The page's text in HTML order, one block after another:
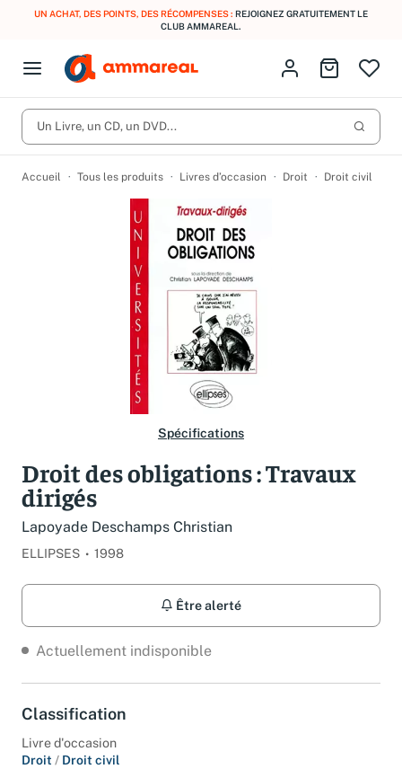
UN ACHAT, DES POINTS, DES RÉCOMPENSES : REJOIGNEZ GRATUITEMENT LE
CLUB AMMAREAL.
Open menu
Fermer le menu
CD d'occasion
Vinyles d'occasion
Meilleures ventes
Nos engagements
Produits Catégories
Vous n'avez pas trouvé l'article que vous cherchiez ?
Activez les notifications dans votre compte pour être alerté dès
qu'il est en stock.
Créer une alerte
Identifiez-vous
Aller au
Un Livre, un CD, un DVD...
Accueil Tous les produits Livres d’occasion Droit Droit civil
Spécifications
Droit des obligations : Travaux
dirigés
Lapoyade Deschamps Christian
ELLIPSES 1998
Être alerté
Actuellement indisponible
Classification
Livre d'occasion
Droit / Droit civil